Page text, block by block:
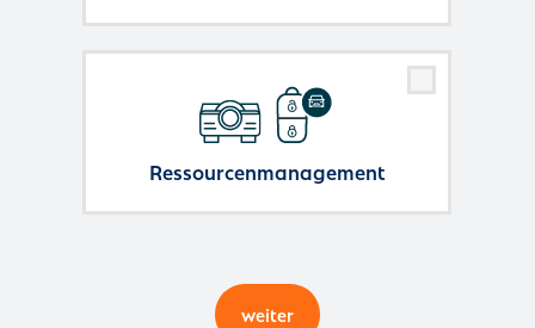
Ressourcenmanagement
weiter